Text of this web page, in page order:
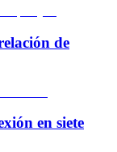
de
en siete